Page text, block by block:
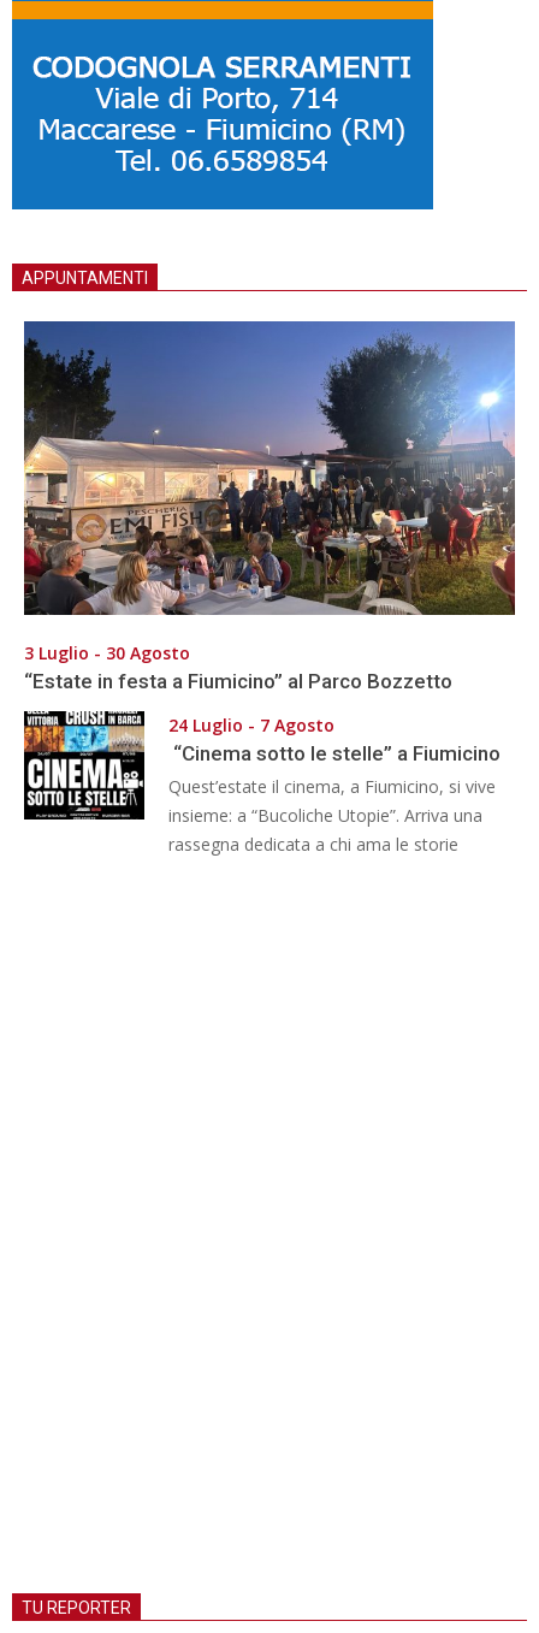
APPUNTAMENTI
3 Luglio - 30 Agosto
“Estate in festa a Fiumicino” al Parco Bozzetto
24 Luglio - 7 Agosto
“Cinema sotto le stelle” a Fiumicino
Quest’estate il cinema, a Fiumicino, si vive
insieme: a “Bucoliche Utopie”. Arriva una
rassegna dedicata a chi ama le storie
TU REPORTER